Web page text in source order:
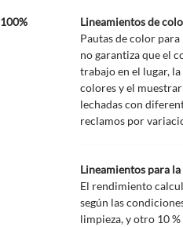
Lineamientos de
Pautas de color
no garantiza que el
trabajo en el lugar,
colores y el
lechadas con
reclamos por
Lineamientos para
El rendimiento
según las
limpieza, y otro 10